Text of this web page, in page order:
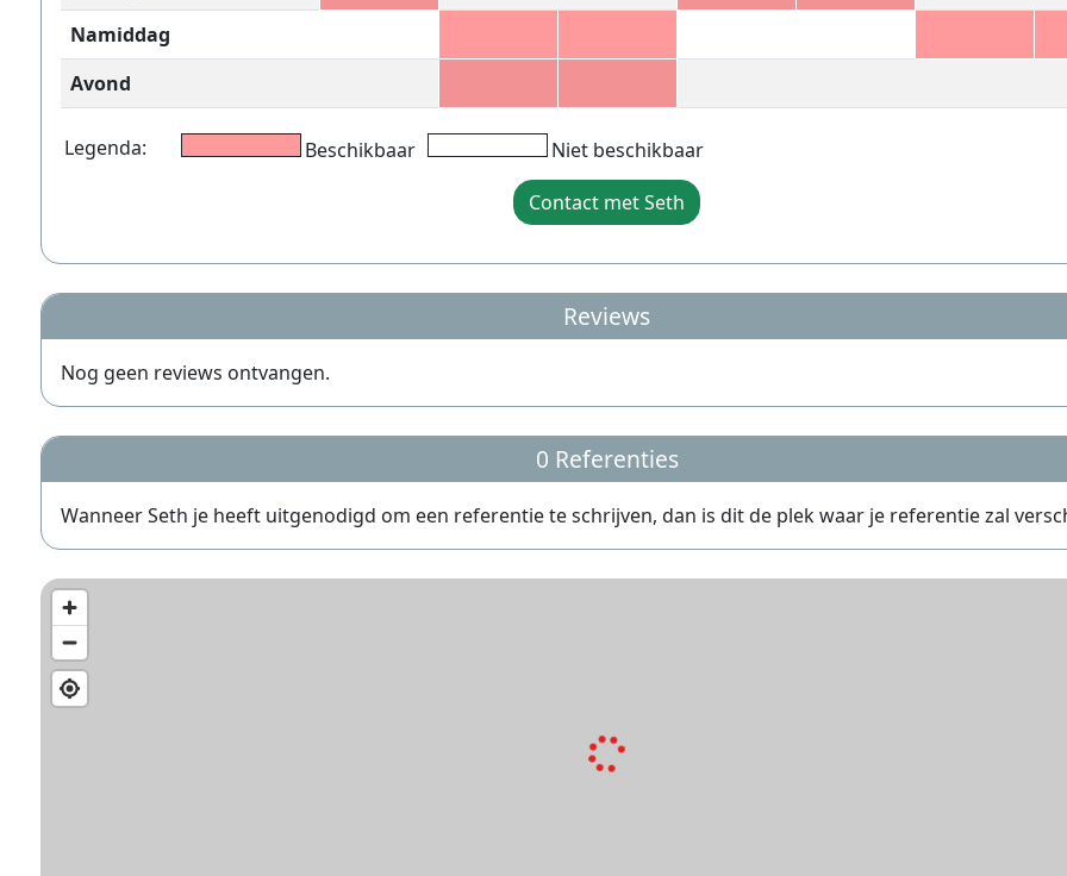
Namiddag
Avond
Legenda: Beschikbaar
Niet beschikbaar
Contact met Seth
Reviews
Nog geen reviews ontvangen.
0 Referenties
Wanneer Seth je heeft uitgenodigd om een referentie te schrijven, dan is dit de plek waar je referentie zal